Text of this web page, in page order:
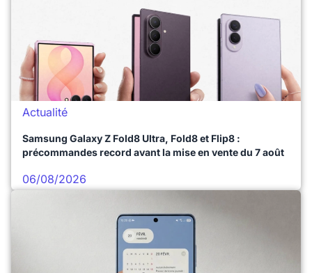
Actualité
Samsung Galaxy Z Fold8 Ultra, Fold8 et Flip8 :
précommandes record avant la mise en vente du 7 août
06/08/2026